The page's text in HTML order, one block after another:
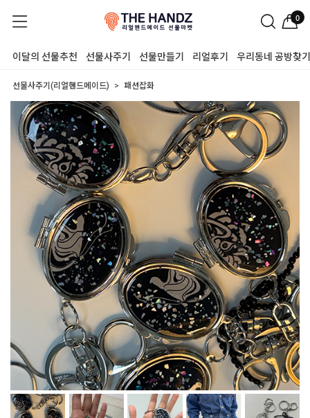
0
이달의 선물추천 선물사주기 선물만들기 리얼후기 우리동네 공방찾기
선물사주기(리얼핸드메이드) 패션잡화